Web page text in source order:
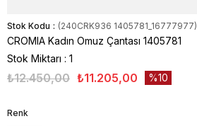
Stok Kodu (240CRK936 1405781_16777977)
CROMIA Kadın Omuz Çantası 1405781
Stok Miktarı : 1
₺12.450,00 ₺11.205,00 10
Renk